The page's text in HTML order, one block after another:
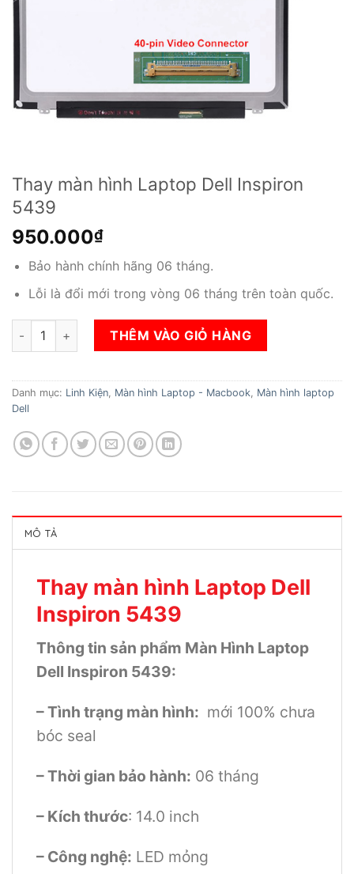
Thay màn hình Laptop Dell Inspiron
5439
950.000₫
Bảo hành chính hãng 06 tháng.
Lỗi là đổi mới trong vòng 06 tháng trên toàn quốc.
Thay màn hình Laptop Dell Inspiron 5439 số lượng
THÊM VÀO GIỎ HÀNG
Danh mục: Linh Kiện, Màn hình Laptop - Macbook, Màn hình laptop
Dell
MÔ TẢ
Thay màn hình Laptop Dell
Inspiron 5439
Thông tin sản phẩm Màn Hình Laptop
Dell Inspiron 5439:
– Tình trạng màn hình: mới 100% chưa
bóc seal
– Thời gian bảo hành: 06 tháng
– Kích thước: 14.0 inch
– Công nghệ: LED mỏng